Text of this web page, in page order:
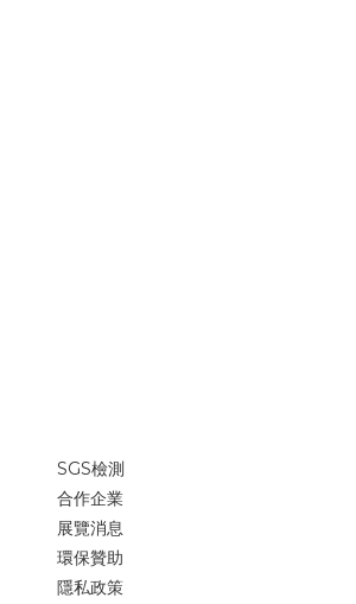
SGS檢測
合作企業
展覽消息
環保贊助
隱私政策